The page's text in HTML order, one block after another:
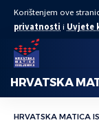
Korištenjem ove
privatnosti i Uvjete
HRVATSKA
HRVATSKA MATICA